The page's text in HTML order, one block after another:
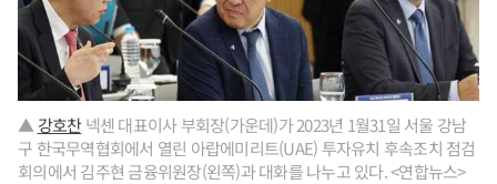
▲ 강호찬넥센 대표이사 부회장(가운데)가 2023년 1월31일 서울 강남
구 한국무역협회에서 열린 아랍에미리트(UAE) 투자유치 후속조치 점검
회의에서 김주현 금융위원장(왼쪽)과 대화를 나누고 있다. <연합뉴스>